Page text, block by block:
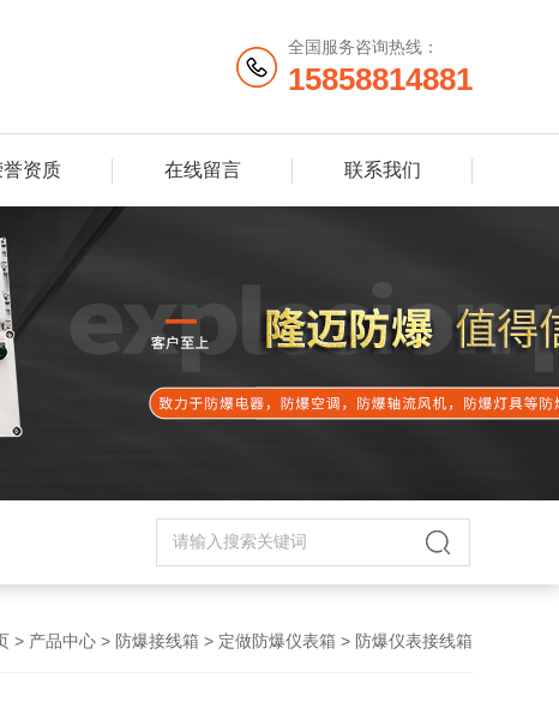
全国服务咨询热线：
15858814881
誉资质 在线留言 联系我们
> 产品中心 > 防爆接线箱 > 定做防爆仪表箱 > 防爆仪表接线箱